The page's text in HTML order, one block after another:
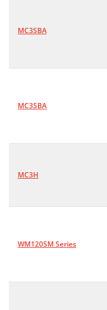
MC3SBA
MC3SBA
MC3H
WM120SM Series